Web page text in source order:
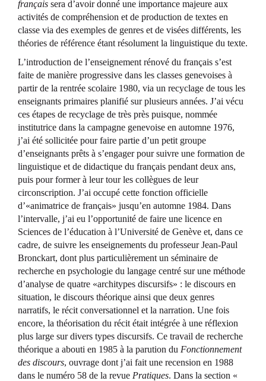
français sera d’avoir donné une importance majeure aux
activités de compréhension et de production de textes en
classe via des exemples de genres et de visées différents, les
théories de référence étant résolument la linguistique du texte.
L’introduction de l’enseignement rénové du français s’est
faite de manière progressive dans les classes genevoises à
partir de la rentrée scolaire 1980, via un recyclage de tous les
enseignants primaires planifié sur plusieurs années. J’ai vécu
ces étapes de recyclage de très près puisque, nommée
institutrice dans la campagne genevoise en automne 1976,
j’ai été sollicitée pour faire partie d’un petit groupe
d’enseignants prêts à s’engager pour suivre une formation de
linguistique et de didactique du français pendant deux ans,
puis pour former à leur tour les collègues de leur
circonscription. J’ai occupé cette fonction officielle
d’«animatrice de français» jusqu’en automne 1984. Dans
l’intervalle, j’ai eu l’opportunité de faire une licence en
Sciences de l’éducation à l’Université de Genève et, dans ce
cadre, de suivre les enseignements du professeur Jean-Paul
Bronckart, dont plus particulièrement un séminaire de
recherche en psychologie du langage centré sur une méthode
d’analyse de quatre «architypes discursifs» : le discours en
situation, le discours théorique ainsi que deux genres
narratifs, le récit conversationnel et la narration. Une fois
encore, la théorisation du récit était intégrée à une réflexion
plus large sur divers types discursifs. Ce travail de recherche
théorique a abouti en 1985 à la parution du Fonctionnement
des discours, ouvrage dont j’ai fait une recension en 1988
dans le numéro 58 de la revue Pratiques. Dans la section «